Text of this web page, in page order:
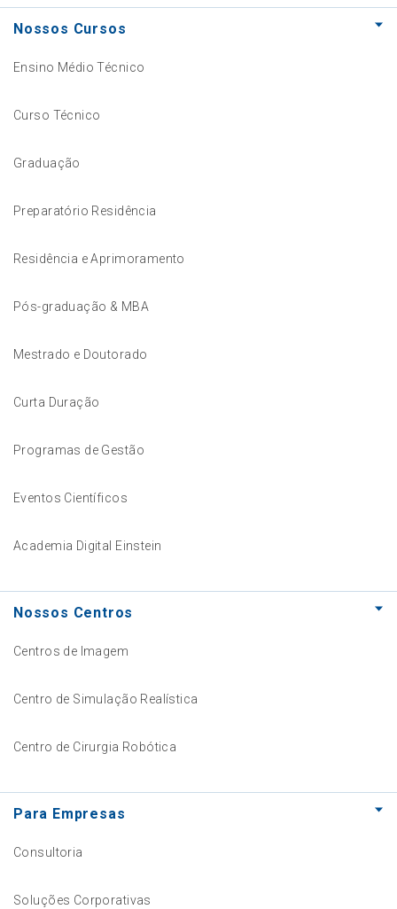
Nossos Cursos
Ensino Médio Técnico
Curso Técnico
Graduação
Preparatório Residência
Residência e Aprimoramento
Pós-graduação & MBA
Mestrado e Doutorado
Curta Duração
Programas de Gestão
Eventos Científicos
Academia Digital Einstein
Nossos Centros
Centros de Imagem
Centro de Simulação Realística
Centro de Cirurgia Robótica
Para Empresas
Consultoria
Soluções Corporativas